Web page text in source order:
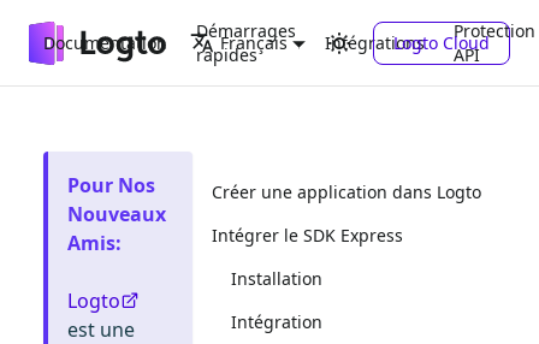
Documentation
Démarrages
rapides
Intégrations
Protection
API
Français Logto Cloud
Pour Nos
Nouveaux
Amis:
Logto
est une
Créer une application dans Logto
Intégrer le SDK Express
Installation
Intégration